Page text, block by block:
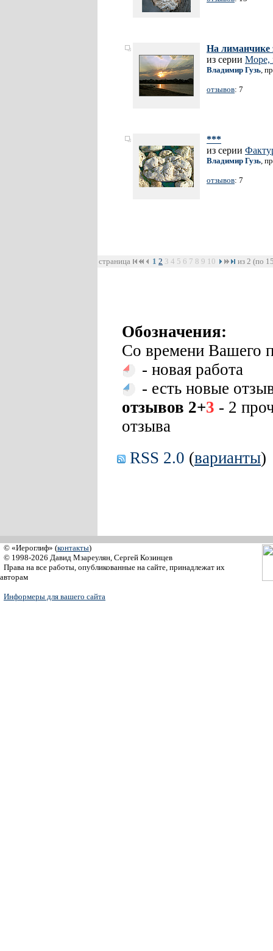
На лиманчике
из серии Море,
Владимир Гузь,
отзывов: 7
***
из серии
Владимир Гузь,
отзывов: 7
страница 1 2 3 4 5 6 7 8 9 10 из 2 (по
Обозначения:
Со времени Вашего
- новая работа
- есть новые
отзывов 2+3 - 2
отзыва
RSS 2.0 (варианты)
© «Иероглиф» (контакты)
© 1998-2026 Давид Мзареулян, Сергей Козинцев
Права на все работы, опубликованные на сайте, принадлежат их
авторам
Информеры для вашего сайта